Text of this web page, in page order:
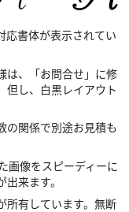
応書体が表示されてい
は、「お問合せ」に修
但し、白黒レイアウト
の関係で別途お見積も
画像をスピーディーに
来ます。
所有しています。無断